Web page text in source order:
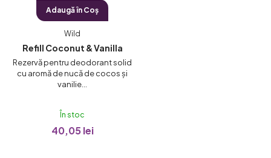
Refill Coconut & Vanilla
Wild
În stoc
40,05 lei
Adaugă în Coş
Rezervă pentru deodorant solid
cu aromă de nucă de cocos și
vanilie...